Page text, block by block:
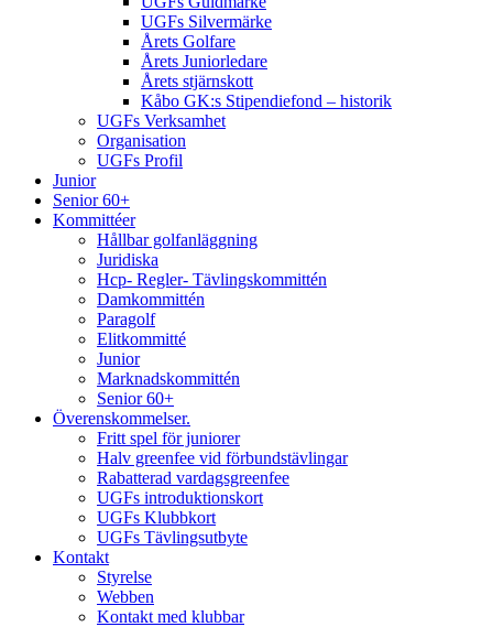
UGFs Silvermärke
Årets Golfare
Årets Juniorledare
Årets stjärnskott
Kåbo GK:s Stipendiefond – historik
UGFs Verksamhet
Organisation
UGFs Profil
Junior
Senior 60+
Kommittéer
Hållbar golfanläggning
Juridiska
Hcp- Regler- Tävlingskommittén
Damkommittén
Paragolf
Elitkommitté
Junior
Marknadskommittén
Senior 60+
Överenskommelser.
Fritt spel för juniorer
Halv greenfee vid förbundstävlingar
Rabatterad vardagsgreenfee
UGFs introduktionskort
UGFs Klubbkort
UGFs Tävlingsutbyte
Kontakt
Styrelse
Webben
Kontakt med klubbar